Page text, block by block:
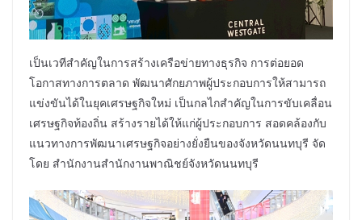
เป็นเวทีสำคัญในการสร้างเครือข่ายทางธุรกิจ การต่อยอด
โอกาสทางการตลาด พัฒนาศักยภาพผู้ประกอบการให้สามารถ
แข่งขันได้ในยุคเศรษฐกิจใหม่ เป็นกลไกสำคัญในการขับเคลื่อน
เศรษฐกิจท้องถิ่น สร้างรายได้ให้แก่ผู้ประกอบการ สอดคล้องกับ
แนวทางการพัฒนาเศรษฐกิจอย่างยั่งยืนของจังหวัดนนทบุรี จัด
โดย สำนักงานสํานักงานพาณิชย์จังหวัดนนทบุรี